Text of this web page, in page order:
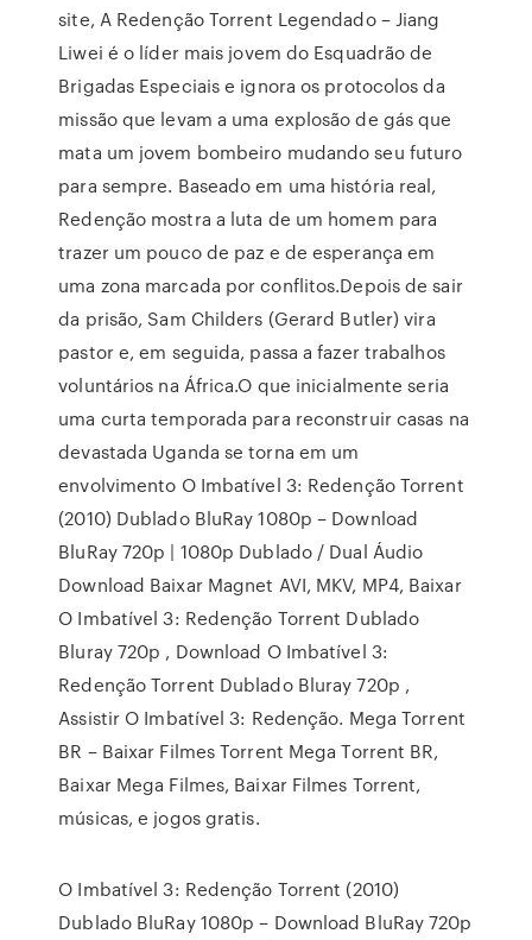
site, A Redenção Torrent Legendado – Jiang
Liwei é o líder mais jovem do Esquadrão de
Brigadas Especiais e ignora os protocolos da
missão que levam a uma explosão de gás que
mata um jovem bombeiro mudando seu futuro
para sempre. Baseado em uma história real,
Redenção mostra a luta de um homem para
trazer um pouco de paz e de esperança em
uma zona marcada por conflitos.Depois de sair
da prisão, Sam Childers (Gerard Butler) vira
pastor e, em seguida, passa a fazer trabalhos
voluntários na África.O que inicialmente seria
uma curta temporada para reconstruir casas na
devastada Uganda se torna em um
envolvimento O Imbatível 3: Redenção Torrent
(2010) Dublado BluRay 1080p – Download
BluRay 720p | 1080p Dublado / Dual Áudio
Download Baixar Magnet AVI, MKV, MP4, Baixar
O Imbatível 3: Redenção Torrent Dublado
Bluray 720p , Download O Imbatível 3:
Redenção Torrent Dublado Bluray 720p ,
Assistir O Imbatível 3: Redenção. Mega Torrent
BR – Baixar Filmes Torrent Mega Torrent BR,
Baixar Mega Filmes, Baixar Filmes Torrent,
músicas, e jogos gratis.
O Imbatível 3: Redenção Torrent (2010)
Dublado BluRay 1080p – Download BluRay 720p